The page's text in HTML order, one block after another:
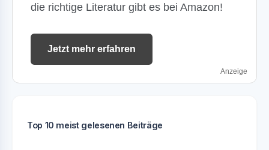
die richtige Literatur gibt es bei Amazon!
Jetzt mehr erfahren
Anzeige
Top 10 meist gelesenen Beiträge